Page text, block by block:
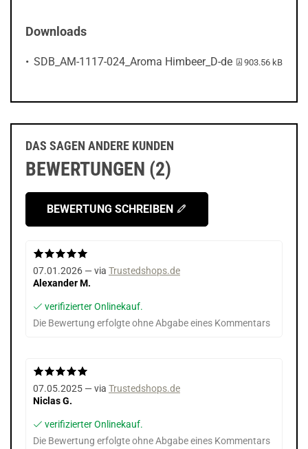
Downloads
SDB_AM-1117-024_Aroma Himbeer_D-de PDF-Datei:
903.56 kB
DAS SAGEN ANDERE KUNDEN
BEWERTUNGEN (2)
BEWERTUNG SCHREIBEN
07.01.2026 — via Trustedshops.de
Alexander M.
verifizierter Onlinekauf.
Die Bewertung erfolgte ohne Abgabe eines Kommentars
07.05.2025 — via Trustedshops.de
Niclas G.
verifizierter Onlinekauf.
Die Bewertung erfolgte ohne Abgabe eines Kommentars